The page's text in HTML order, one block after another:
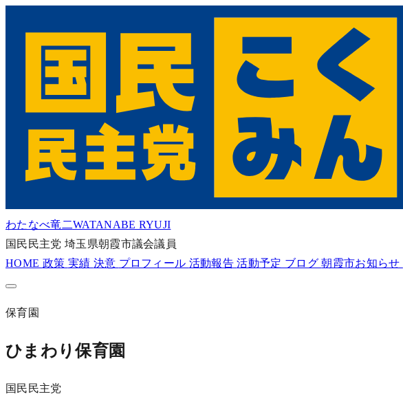
わたなべ竜二WATANABE RYUJI
国民民主党 埼玉県朝霞市議会議員
HOME 政策 実績 決意 プロフィール 活動報告活動予定 ブログ朝霞市お知らせ
保育園
ひまわり保育園
国民民主党